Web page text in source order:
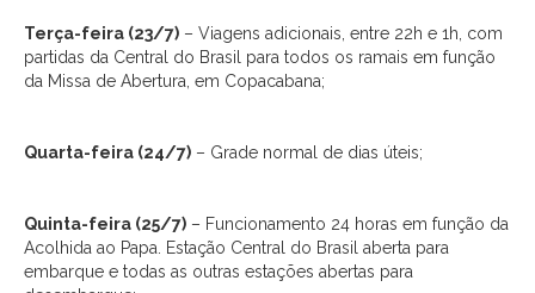
Terça-feira (23/7) – Viagens adicionais, entre 22h e 1h, com
partidas da Central do Brasil para todos os ramais em função
da Missa de Abertura, em Copacabana;
Quarta-feira (24/7) – Grade normal de dias úteis;
Quinta-feira (25/7) – Funcionamento 24 horas em função da
Acolhida ao Papa. Estação Central do Brasil aberta para
embarque e todas as outras estações abertas para